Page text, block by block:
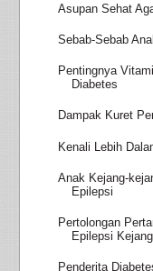
Asupan Sehat
Sebab-Sebab
Pentingnya
Diabetes
Dampak Kuret
Kenali Lebih
Anak Kejang-
Epilepsi
Pertolongan
Epilepsi Kejang
Penderita